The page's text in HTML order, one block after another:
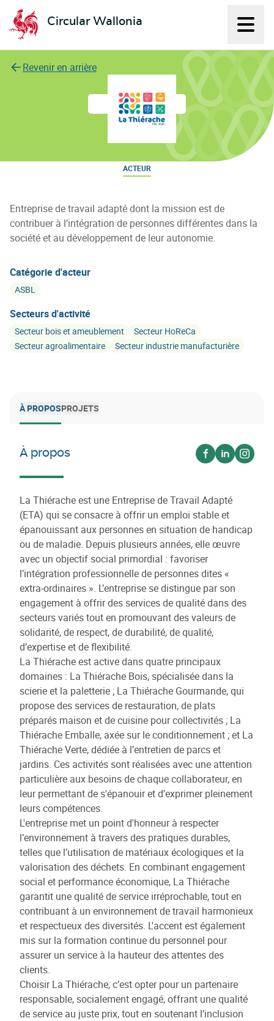
Circular Wallonia
L'économie circulaire
Revenir en arrière
La Thierache ASBL
ACTEUR
Entreprise de travail adapté dont la mission est de
contribuer à l’intégration de personnes différentes dans la
société et au développement de leur autonomie.
Catégorie d'acteur
ASBL
Secteurs d'activité
Secteur bois et ameublement
Secteur HoReCa
Secteur agroalimentaire
Secteur industrie manufacturière
À PROPOSPROJETS
À propos
Voir surVoir sur
Voir
La Thiérache est une Entreprise de Travail Adapté
(ETA) qui se consacre à offrir un emploi stable et
épanouissant aux personnes en situation de handicap
ou de maladie. Depuis plusieurs années, elle œuvre
avec un objectif social primordial : favoriser
l’intégration professionnelle de personnes dites «
extra-ordinaires ». L’entreprise se distingue par son
engagement à offrir des services de qualité dans des
secteurs variés tout en promouvant des valeurs de
solidarité, de respect, de durabilité, de qualité,
d’expertise et de flexibilité.
La Thiérache est active dans quatre principaux
domaines : La Thiérache Bois, spécialisée dans la
scierie et la paletterie ; La Thiérache Gourmande, qui
propose des services de restauration, de plats
préparés maison et de cuisine pour collectivités ; La
Thiérache Emballe, axée sur le conditionnement ; et La
Thiérache Verte, dédiée à l’entretien de parcs et
jardins. Ces activités sont réalisées avec une attention
particulière aux besoins de chaque collaborateur, en
leur permettant de s'épanouir et d’exprimer pleinement
leurs compétences.
L'entreprise met un point d'honneur à respecter
l’environnement à travers des pratiques durables,
telles que l’utilisation de matériaux écologiques et la
valorisation des déchets. En combinant engagement
social et performance économique, La Thiérache
garantit une qualité de service irréprochable, tout en
contribuant à un environnement de travail harmonieux
et respectueux des diversités. L'accent est également
mis sur la formation continue du personnel pour
assurer un service à la hauteur des attentes des
clients.
Choisir La Thiérache, c’est opter pour un partenaire
responsable, socialement engagé, offrant une qualité
de service au juste prix, tout en soutenant l’inclusion